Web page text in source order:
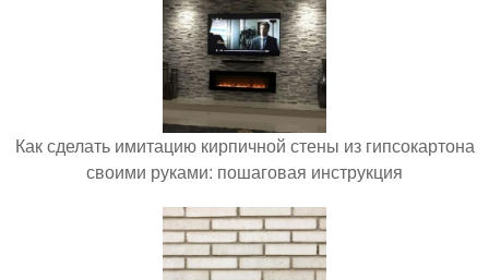
Как сделать имитацию кирпичной стены из гипсокартона
своими руками: пошаговая инструкция